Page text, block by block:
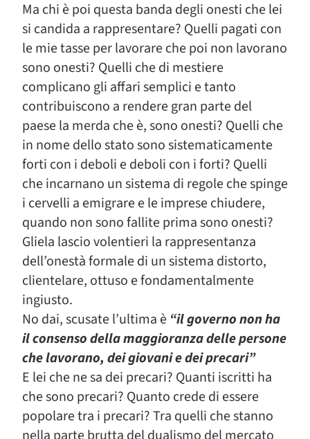
Ma chi è poi questa banda degli onesti che lei
si candida a rappresentare? Quelli pagati con
le mie tasse per lavorare che poi non lavorano
sono onesti? Quelli che di mestiere
complicano gli affari semplici e tanto
contribuiscono a rendere gran parte del
paese la merda che è, sono onesti? Quelli che
in nome dello stato sono sistematicamente
forti con i deboli e deboli con i forti? Quelli
che incarnano un sistema di regole che spinge
i cervelli a emigrare e le imprese chiudere,
quando non sono fallite prima sono onesti?
Gliela lascio volentieri la rappresentanza
dell’onestà formale di un sistema distorto,
clientelare, ottuso e fondamentalmente
ingiusto.
No dai, scusate l’ultima è “il governo non ha
il consenso della maggioranza delle persone
che lavorano, dei giovani e dei precari”
E lei che ne sa dei precari? Quanti iscritti ha
che sono precari? Quanto crede di essere
popolare tra i precari? Tra quelli che stanno